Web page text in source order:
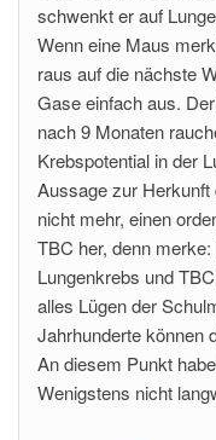
schwenkt er auf
Wenn eine Maus
raus auf die nächste
Gase einfach aus.
nach 9 Monaten
Krebspotential in der
Aussage zur
nicht mehr, einen
TBC her, denn
Lungenkrebs und
alles Lügen der
Jahrhunderte können
An diesem Punkt
Wenigstens nicht